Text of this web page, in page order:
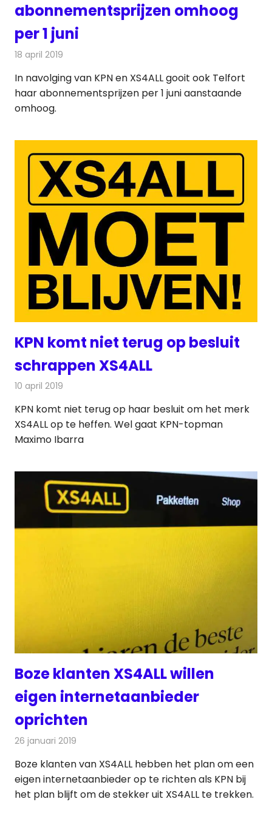
abonnementsprijzen omhoog
per 1 juni
18 april 2019
In navolging van KPN en XS4ALL gooit ook Telfort
haar abonnementsprijzen per 1 juni aanstaande
omhoog.
KPN komt niet terug op besluit
schrappen XS4ALL
10 april 2019
KPN komt niet terug op haar besluit om het merk
XS4ALL op te heffen. Wel gaat KPN-topman
Maximo Ibarra
Boze klanten XS4ALL willen
eigen internetaanbieder
oprichten
26 januari 2019
Boze klanten van XS4ALL hebben het plan om een
eigen internetaanbieder op te richten als KPN bij
het plan blijft om de stekker uit XS4ALL te trekken.